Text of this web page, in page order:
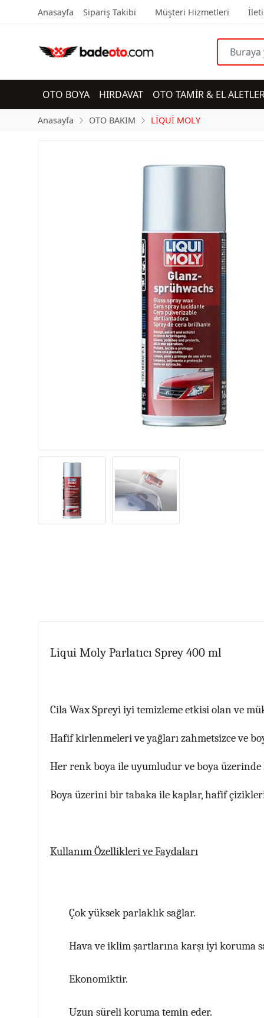
Anasayfa Sipariş Takibi Müşteri Hizmetleri
OTO BOYA HIRDAVAT OTO TAMİR & EL
Anasayfa OTO BAKIM LİQUİ MOLY
Liqui Moly Parlatıcı Sprey 400 ml
Cila Wax Spreyi iyi temizleme etkisi olan ve
Hafif kirlenmeleri ve yağları zahmetsizce ve
Her renk boya ile uyumludur ve boya
Boya üzerini bir tabaka ile kaplar, hafif
Kullanım Özellikleri ve Faydaları
Çok yüksek parlaklık sağlar.
Hava ve iklim şartlarına karşı iyi koruma
Ekonomiktir.
Uzun süreli koruma temin eder.